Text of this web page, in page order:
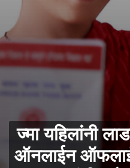
ज्मा यहिलांनी
ऑनलाईन